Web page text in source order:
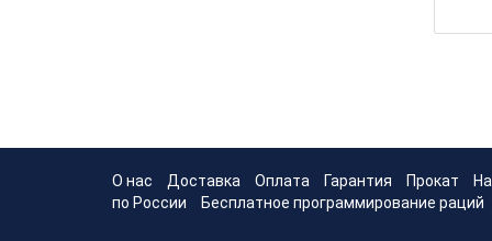
О нас Доставка Оплата Гарантия Прокат
по России
Бесплатное программирование раций